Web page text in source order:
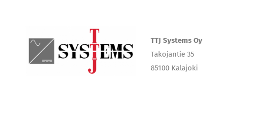
TTJ Systems Oy
Takojantie 35
85100 Kalajoki